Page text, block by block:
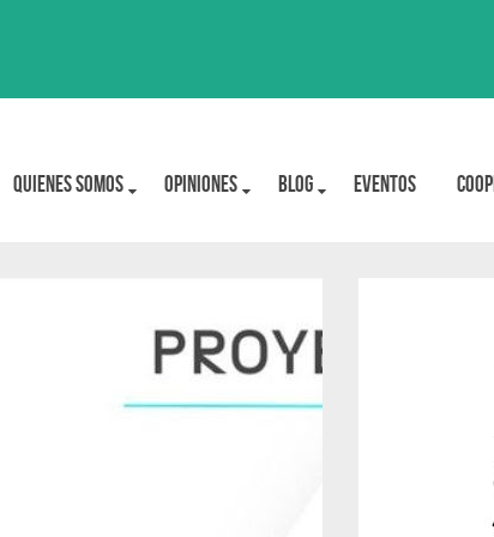
Quienes Somos OPINIONES BLOG Eventos